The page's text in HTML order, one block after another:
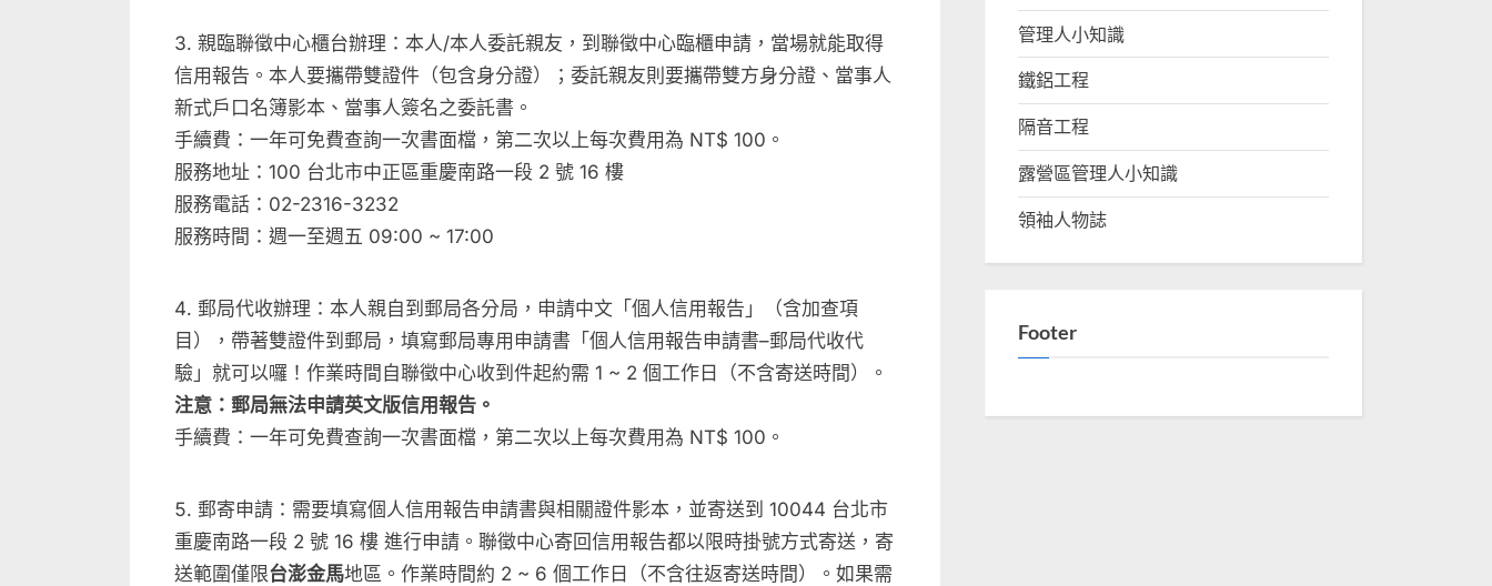
親臨聯徵中心櫃台辦理：本人/本人委託親友，到聯徵中心臨櫃申請，當場就能取得
信用報告。本人要攜帶雙證件（包含身分證）；委託親友則要攜帶雙方身分證、當事人
新式戶口名簿影本、當事人簽名之委託書。
手續費：一年可免費查詢一次書面檔，第二次以上每次費用為 NT$ 100。
服務地址：100 台北市中正區重慶南路一段 2 號 16 樓
服務電話：02-2316-3232
服務時間：週一至週五 09:00 ~ 17:00
郵局代收辦理：本人親自到郵局各分局，申請中文「個人信用報告」（含加查項
目），帶著雙證件到郵局，填寫郵局專用申請書「個人信用報告申請書–郵局代收代
驗」就可以囉！作業時間自聯徵中心收到件起約需 1 ~ 2 個工作日（不含寄送時間）。
注意：郵局無法申請英文版信用報告。
手續費：一年可免費查詢一次書面檔，第二次以上每次費用為 NT$ 100。
郵寄申請：需要填寫個人信用報告申請書與相關證件影本，並寄送到 10044 台北市
重慶南路一段 2 號 16 樓 進行申請。聯徵中心寄回信用報告都以限時掛號方式寄送，寄
送範圍僅限台澎金馬地區。作業時間約 2 ~ 6 個工作日（不含往返寄送時間）。如果需
管理人小知識
鐵鋁工程
隔音工程
露營區管理人小知識
領袖人物誌
Footer